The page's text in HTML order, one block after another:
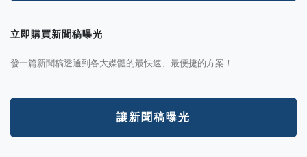
立即購買新聞稿曝光
發一篇新聞稿透通到各大媒體的最快速、最便捷的方案！
讓新聞稿曝光